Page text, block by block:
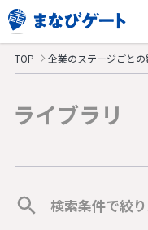
TOP 企業のステージごと
ライブラリ
検索条件で絞